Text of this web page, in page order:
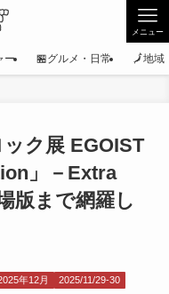
メニュー
ー 🏪グルメ・日常 🗾地域
ック展 EGOIST
」－Extra
版まで網羅し
年12月
2025/11/29-30